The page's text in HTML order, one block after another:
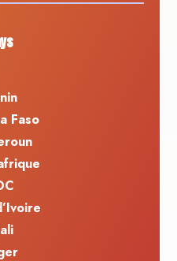
Faso